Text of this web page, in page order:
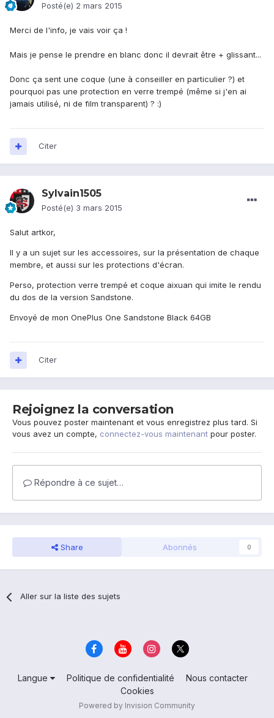
Posté(e) 2 mars 2015
Merci de l'info, je vais voir ça !
Mais je pense le prendre en blanc donc il devrait être + glissant...
Donc ça sent une coque (une à conseiller en particulier ?) et
pourquoi pas une protection en verre trempé (même si j'en ai
jamais utilisé, ni de film transparent) ? :)
Citer
Sylvain1505
Posté(e) 3 mars 2015
Salut artkor,
Il y a un sujet sur les accessoires, sur la présentation de chaque
membre, et aussi sur les protections d'écran.
Perso, protection verre trempé et coque aixuan qui imite le rendu
du dos de la version Sandstone.
Envoyé de mon OnePlus One Sandstone Black 64GB
Citer
Rejoignez la conversation
Vous pouvez poster maintenant et vous enregistrez plus tard. Si
vous avez un compte, connectez-vous maintenant pour poster.
Répondre à ce sujet…
Share Abonnés 0
Aller sur la liste des sujets
Langue Politique de confidentialité
Nous contacter
Cookies
Powered by Invision Community